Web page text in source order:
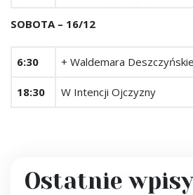
SOBOTA – 16/12
6:30 + Waldemara
18:30 W Intencji Ojczyzny
Ostatnie wpisy